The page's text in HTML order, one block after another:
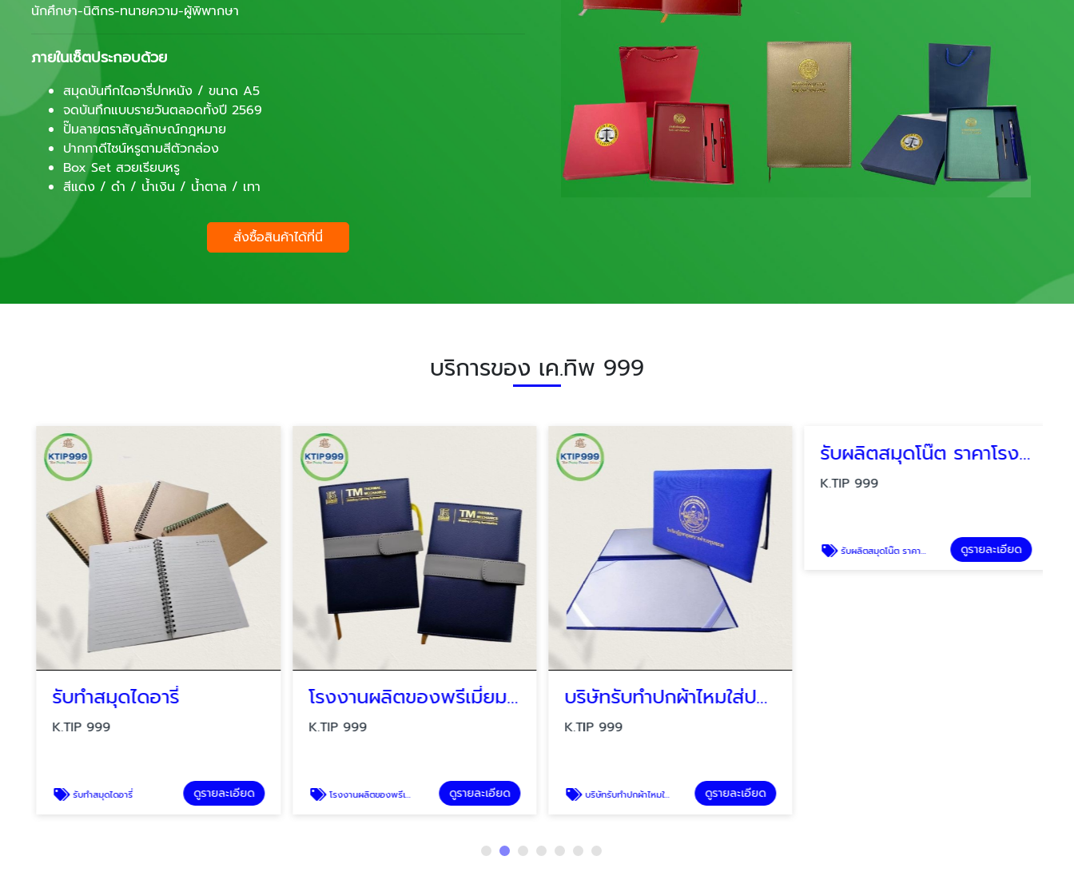
นักศึกษา-นิติกร-ทนายความ-ผู้พิพากษา
ภายในเซ็ตประกอบด้วย
สมุดบันทึกไดอารี่ปกหนัง / ขนาด A5
จดบันทึกแบบรายวันตลอดทั้งปี 2569
ปั๊มลายตราสัญลักษณ์กฎหมาย
ปากกาดีไซน์หรูตามสีตัวกล่อง
Box Set สวยเรียบหรู
สีแดง / ดำ / น้ำเงิน / น้ำตาล / เทา
สั่งซื้อสินค้าได้ที่นี่
บริการของ เค.ทิพ 999
รับทำสมุดไดอารี่
K.TIP 999
รับทำสมุดไดอารี่ ดูรายละเอียด
โรงงานผลิตของพรีเมี่ยม ของที่ระลึก ประเภทไดอารี่ สมุดโน้ตและแพลนเนอร์
K.TIP 999
โรงงานผลิตของพรีเมี่ยม ของที่ระลึก ประเภทไดอารี่ สมุดโน้ตและแพลนเนอร์ ดูรายละเอียด
บริษัทรับทำปกผ้าไหมใส่ประกาศนียบัตร กรุงเทพ
K.TIP 999
บริษัทรับทำปกผ้าไหมใส่ประกาศนียบัตร ดูรายละเอียด